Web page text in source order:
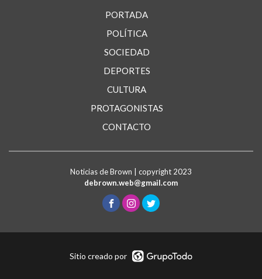
PORTADA
POLÍTICA
SOCIEDAD
DEPORTES
CULTURA
PROTAGONISTAS
CONTACTO
Noticias de Brown | copyright 2023
debrown.web@gmail.com
Sitio creado por